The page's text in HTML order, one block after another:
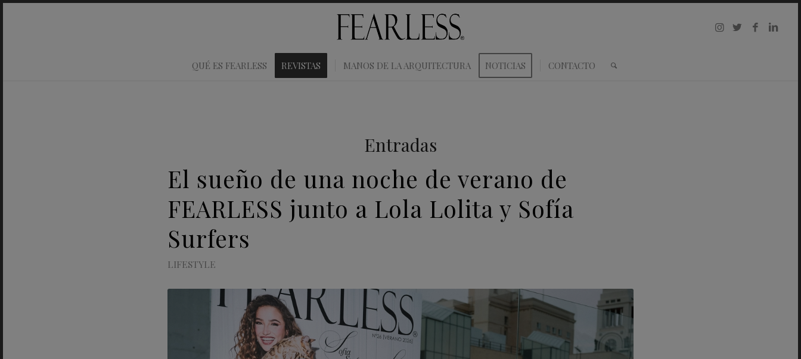
QUÉ ES FEARLESS REVISTAS MANOS DE LA ARQUITECTURA NOTICIAS CONTACTO
Entradas
El sueño de una noche de verano de
FEARLESS junto a Lola Lolita y Sofía
Surfers
LIFESTYLE